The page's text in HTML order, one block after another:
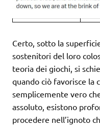
Certo, sotto la
sostenitori del loro
teoria dei giochi, si
quando ciò favorisce la
semplicemente vero
assoluto, esistono
procedere nell’ignoto